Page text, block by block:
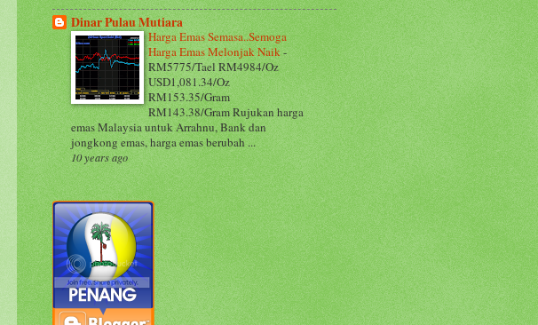
Dinar Pulau Mutiara
Harga Emas Semasa..Semoga
Harga Emas Melonjak Naik-
RM5775/Tael RM4984/Oz
USD1,081.34/Oz
RM153.35/Gram
RM143.38/Gram Rujukan harga
emas Malaysia untuk Arrahnu, Bank dan
jongkong emas, harga emas berubah ...
10 years ago